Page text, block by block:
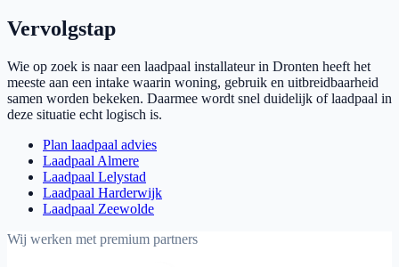
Vervolgstap
Wie op zoek is naar een laadpaal installateur in Dronten heeft het
meeste aan een intake waarin woning, gebruik en uitbreidbaarheid
samen worden bekeken. Daarmee wordt snel duidelijk of laadpaal in
deze situatie echt logisch is.
Plan laadpaal advies
Laadpaal Almere
Laadpaal Lelystad
Laadpaal Harderwijk
Laadpaal Zeewolde
Wij werken met premium partners